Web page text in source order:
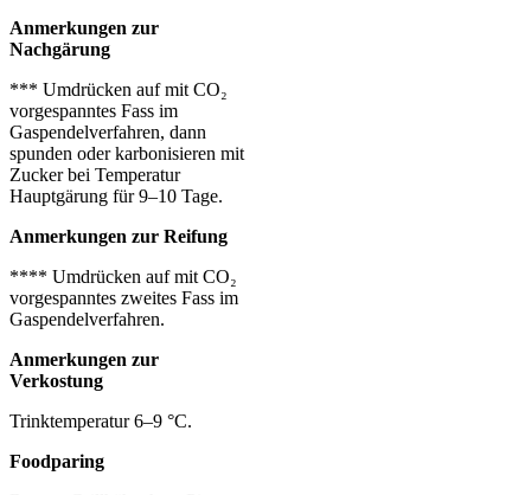
Anmerkungen zur
Nachgärung
*** Umdrücken auf mit CO₂
vorgespanntes Fass im
Gaspendelverfahren, dann
spunden oder karbonisieren mit
Zucker bei Temperatur
Hauptgärung für 9–10 Tage.
Anmerkungen zur Reifung
**** Umdrücken auf mit CO₂
vorgespanntes zweites Fass im
Gaspendelverfahren.
Anmerkungen zur
Verkostung
Trinktemperatur 6–9 °C.
Foodparing